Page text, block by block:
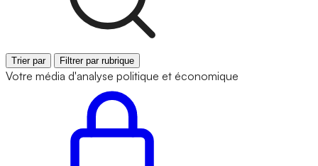
Trier par Filtrer par rubrique
Votre média d'analyse politique et économique